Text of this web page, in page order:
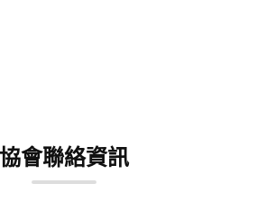
協會聯絡資訊